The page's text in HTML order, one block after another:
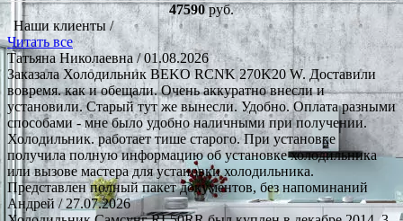
47590руб.
Наши клиенты /
Читать все
Татьяна Николаевна/ 01.08.2026
Заказала Холодильник BEKO RCNK 270K20 W. Доставили
вовремя. как и обещали. Очень аккуратно внесли и
установили. Старый тут же вынесли. Удобно. Оплата разными
способами - мне было удобно наличными при получении.
Холодильник. работает тише старого. При установке
получила полную информацию об установке холодильника
или вызове мастера для установки холодильника.
Представлен полный пакет документов, без напоминаний
Андрей/ 27.07.2026